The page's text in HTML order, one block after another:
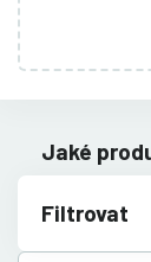
Jaké
Filtrovat